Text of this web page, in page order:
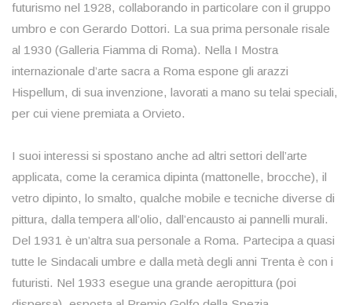
futurismo nel 1928, collaborando in particolare con il gruppo
umbro e con Gerardo Dottori. La sua prima personale risale
al 1930 (Galleria Fiamma di Roma). Nella I Mostra
internazionale d’arte sacra a Roma espone gli arazzi
Hispellum, di sua invenzione, lavorati a mano su telai speciali,
per cui viene premiata a Orvieto.
I suoi interessi si spostano anche ad altri settori dell’arte
applicata, come la ceramica dipinta (mattonelle, brocche), il
vetro dipinto, lo smalto, qualche mobile e tecniche diverse di
pittura, dalla tempera all’olio, dall’encausto ai pannelli murali.
Del 1931 è un’altra sua personale a Roma. Partecipa a quasi
tutte le Sindacali umbre e dalla metà degli anni Trenta è con i
futuristi. Nel 1933 esegue una grande aeropittura (poi